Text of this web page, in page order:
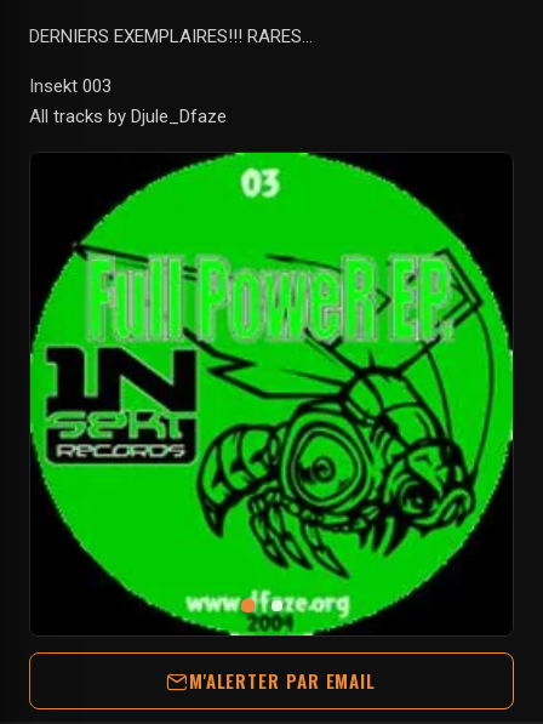
DERNIERS EXEMPLAIRES!!! RARES...
Insekt 003
All tracks by Djule_Dfaze
M'ALERTER PAR EMAIL